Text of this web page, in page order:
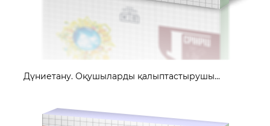
Дүниетану. Оқушыларды қалыптастырушы...